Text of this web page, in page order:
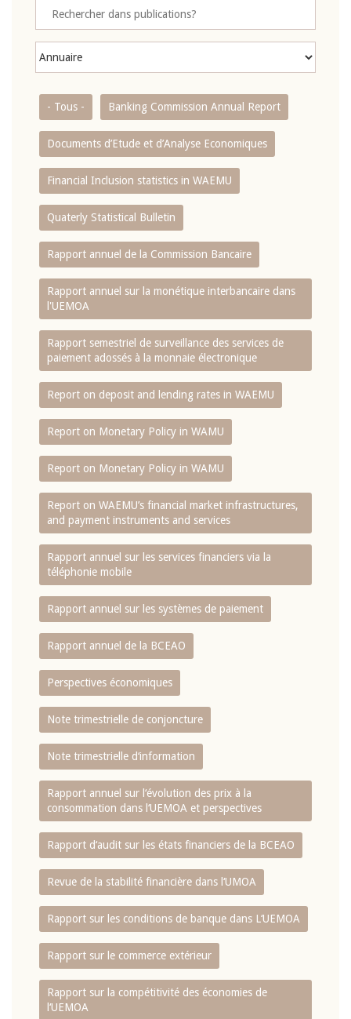
- Tous - Banking Commission Annual Report
Documents d’Etude et d’Analyse Economiques
Financial Inclusion statistics in WAEMU
Quaterly Statistical Bulletin
Rapport annuel de la Commission Bancaire
Rapport annuel sur la monétique interbancaire dans
l'UEMOA
Rapport semestriel de surveillance des services de
paiement adossés à la monnaie électronique
Report on deposit and lending rates in WAEMU
Report on Monetary Policy in WAMU
Report on Monetary Policy in WAMU
Report on WAEMU’s financial market infrastructures,
and payment instruments and services
Rapport annuel sur les services financiers via la
téléphonie mobile
Rapport annuel sur les systèmes de paiement
Rapport annuel de la BCEAO
Perspectives économiques
Note trimestrielle de conjoncture
Note trimestrielle d‘information
Rapport annuel sur l‘évolution des prix à la
consommation dans l‘UEMOA et perspectives
Rapport d‘audit sur les états financiers de la BCEAO
Revue de la stabilité financière dans l‘UMOA
Rapport sur les conditions de banque dans L‘UEMOA
Rapport sur le commerce extérieur
Rapport sur la compétitivité des économies de
l‘UEMOA